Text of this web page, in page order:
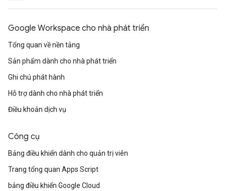
Google Workspace cho nhà phát triển
Tổng quan về nền tảng
Sản phẩm dành cho nhà phát triển
Ghi chú phát hành
Hỗ trợ dành cho nhà phát triển
Điều khoản dịch vụ
Công cụ
Bảng điều khiển dành cho quản trị viên
Trang tổng quan Apps Script
bảng điều khiển Google Cloud